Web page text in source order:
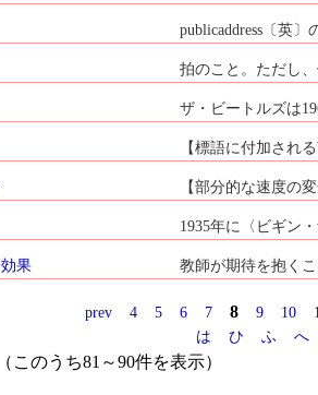
publicaddress〔英
拍のこと。ただし
ザ・ビートルズは
【標語に付加され
【部分的な速度の
1935年に〈ビギン
果 教師が期待を抱く
prev 4 5 6 7 8 9 10
は
ひ ふ へ
のうち81～90件を表示）